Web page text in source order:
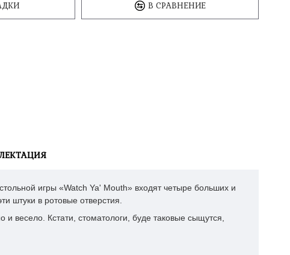
В СРАВНЕНИЕ
игры «Watch Ya' Mouth» входят четыре больших и
штуки в ротовые отверстия.
и весело. Кстати, стоматологи, буде таковые сыщутся,